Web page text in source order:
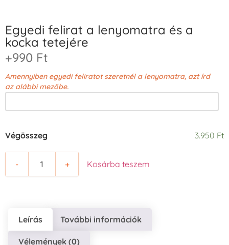
Egyedi felirat a lenyomatra és a
kocka tetejére
+990 Ft
Amennyiben egyedi feliratot szeretnél a lenyomatra, azt írd
az alábbi mezőbe.
Végösszeg 3.950 Ft
- + Kosárba teszem
Leírás További információk
Vélemények (0)